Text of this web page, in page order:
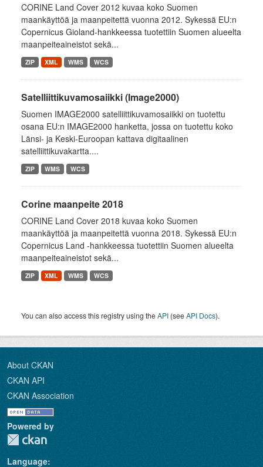
CORINE Land Cover 2012 kuvaa koko Suomen
maankäyttöä ja maanpeitettä vuonna 2012. Sykessä EU:n
Copernicus Gioland-hankkeessa tuotettiin Suomen alueelta
maanpeiteaineistot sekä...
ZIP XML WMS WCS
Satelliittikuvamosaiikki (Image2000)
Suomen IMAGE2000 satelliittikuvamosaiikki on tuotettu
osana EU:n IMAGE2000 hanketta, jossa on tuotettu koko
Länsi- ja Keski-Euroopan kattava digitaalinen
satelliittikuvakartta....
ZIP WMS WCS
Corine maanpeite 2018
CORINE Land Cover 2018 kuvaa koko Suomen
maankäyttöä ja maanpeitettä vuonna 2018. Sykessä EU:n
Copernicus Land -hankkeessa tuotettiin Suomen alueelta
maanpeiteaineistot sekä...
ZIP XML WMS WCS
You can also access this registry using theAPI (seeAPI Docs).
About CKAN
CKAN API
CKAN Association
Powered by
Language